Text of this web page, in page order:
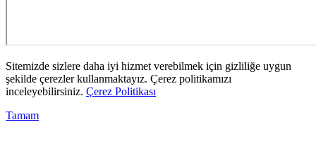
Sitemizde sizlere daha iyi hizmet verebilmek için gizliliğe uygun
şekilde çerezler kullanmaktayız. Çerez politikamızı
inceleyebilirsiniz. Çerez Politikası
Tamam